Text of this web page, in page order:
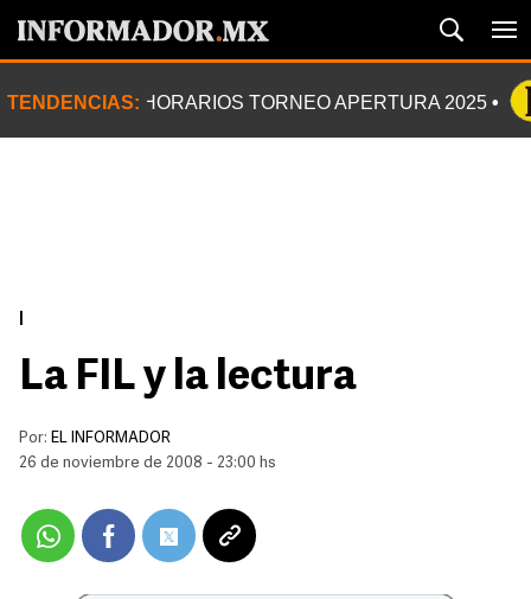
TENDENCIAS: HORARIOS TORNEO APERTURA 2025
La FIL y la lectura
Por: EL INFORMADOR
26 de noviembre de 2008 - 23:00 hs